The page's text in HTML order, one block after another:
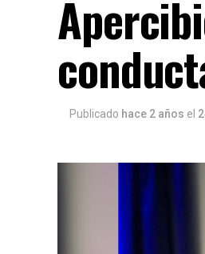
Publicado hace 2 años el